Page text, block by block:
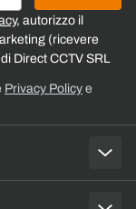
, autorizzo il
(ricevere
Direct CCTV SRL
Privacy Policy e